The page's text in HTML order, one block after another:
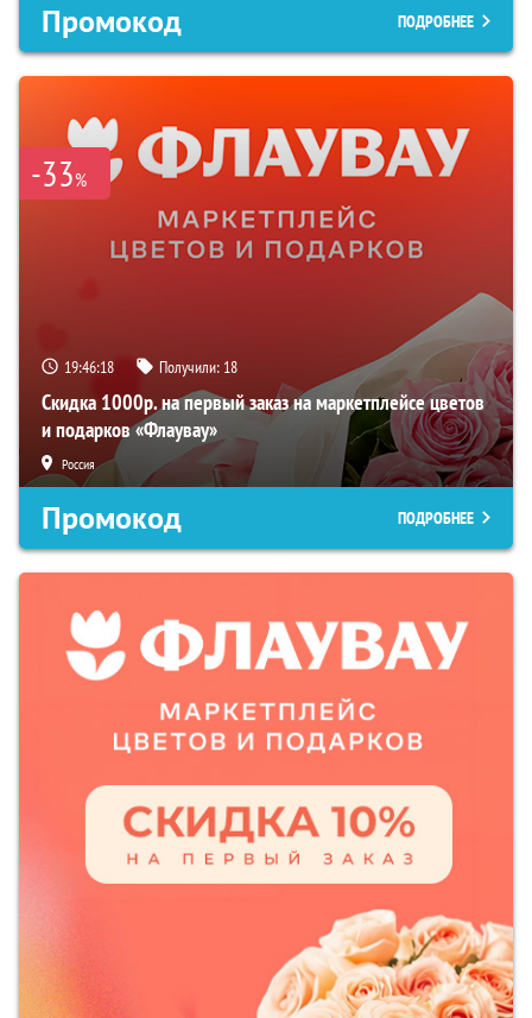
Промокод ПОДРОБНЕЕ
-33%
19:46:17 Получили: 18
Скидка 1000р. на первый заказ на маркетплейсе цветов
и подарков «Флаувау»
Россия
Промокод ПОДРОБНЕЕ